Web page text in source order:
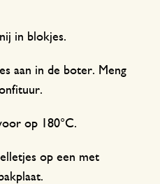
in blokjes.
aan in de boter. Meng
op 180°C.
op een met